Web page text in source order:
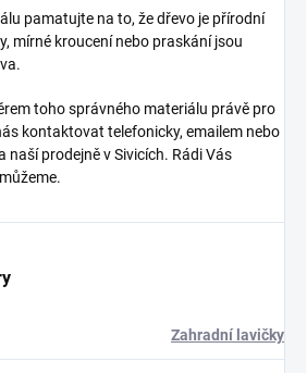
pamatujte na to, že dřevo je přírodní
mírné kroucení nebo praskání jsou
toho správného materiálu právě pro
kontaktovat telefonicky, emailem nebo
naší prodejně v Sivicích. Rádi Vás
Zahradní lavičky